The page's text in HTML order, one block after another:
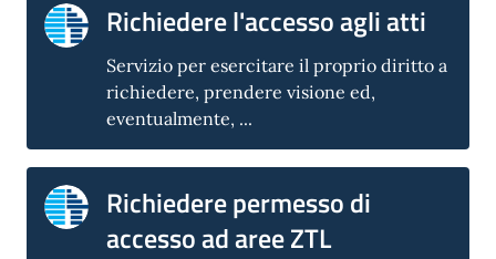
Richiedere l'accesso agli atti
Servizio per esercitare il proprio diritto a
richiedere, prendere visione ed,
eventualmente, ...
Richiedere permesso di
accesso ad aree ZTL